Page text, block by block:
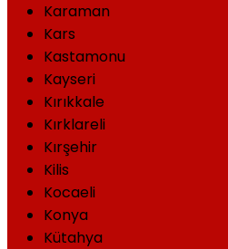
Karaman
Kars
Kastamonu
Kayseri
Kırıkkale
Kırklareli
Kırşehir
Kilis
Kocaeli
Konya
Kütahya